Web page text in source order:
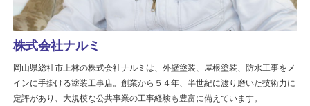
株式会社ナルミ
岡山県総社市上林の株式会社ナルミは、外壁塗装、屋根塗装、防水工事をメ
インに手掛ける塗装工事店。創業から５４年、半世紀に渡り磨いた技術力に
定評があり、大規模な公共事業の工事経験も豊富に備えています。